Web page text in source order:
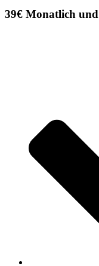
39€ Monatlich